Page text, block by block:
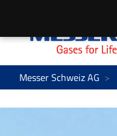
Messer Schweiz AG